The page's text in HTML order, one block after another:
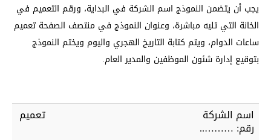
يجب أن يتضمن النموذج اسم الشركة في البداية، ورقم التعميم في
الخانة التي تليه مباشرة، وعنوان النموذج في منتصف الصفحة تعميم
ساعات الدوام، ويتم كتابة التاريخ الهجري واليوم ويختم النموذج
بتوقيع إدارة شئون الموظفين والمدير العام.
اسم الشركة تعميم
رقم: ………..